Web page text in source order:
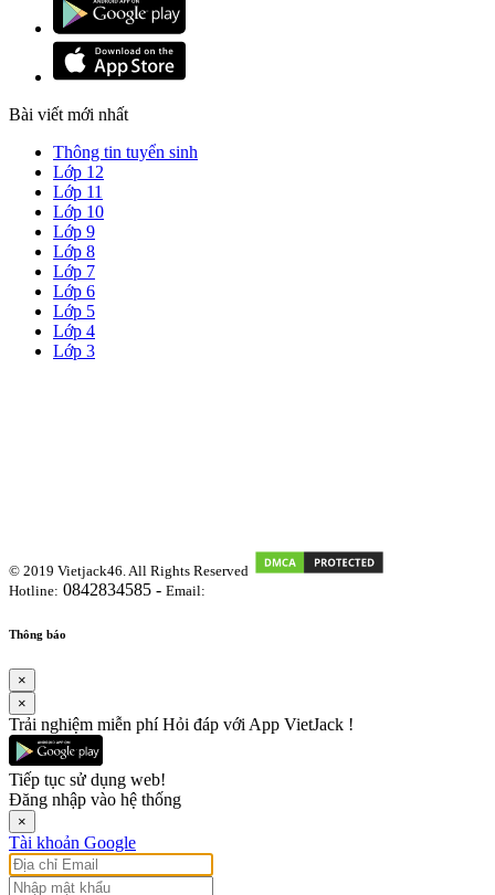
Bài viết mới nhất
Thông tin tuyển sinh
Lớp 12
Lớp 11
Lớp 10
Lớp 9
Lớp 8
Lớp 7
Lớp 6
Lớp 5
Lớp 4
Lớp 3
© 2019 Vietjack46. All Rights Reserved
Hotline: 0842834585 - Email:
Thông báo
×
×
Trải nghiệm miễn phí Hỏi đáp với App VietJack !
Tiếp tục sử dụng web!
Đăng nhập vào hệ thống
×
Tài khoản Google